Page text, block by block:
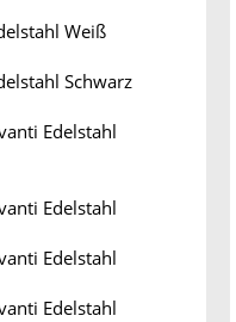
Weiß
Schwarz
Edelstahl
Edelstahl
Edelstahl
Edelstahl